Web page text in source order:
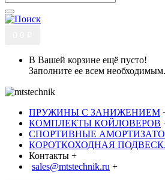
В Вашей корзине ещё пусто!
Заполните ее всем необходимым.
ПРУЖИНЫ С ЗАНИЖЕНИЕМ
КОМПЛЕКТЫ КОЙЛОВЕРОВ
СПОРТИВНЫЕ
КОРОТКОХОДНАЯ
Контакты +
sales@mtstechnik.ru +